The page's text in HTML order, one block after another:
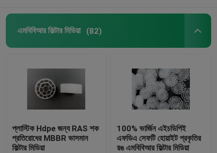
পিভিসি শীট পিল
এমবিবিআর ফিল্টার মিডিয়া (82)
প্লাস্টিক Hdpe জন্য RAS শক
প্রতিরোধের MBBR ভাসমান
ফিল্টার মিডিয়া
100% ভার্জিন এইচডিপিই
এফডিএ সেফটি হোয়াইট প্রকৃতির
রঙ এমবিবিআর ফিল্টার মিডিয়া